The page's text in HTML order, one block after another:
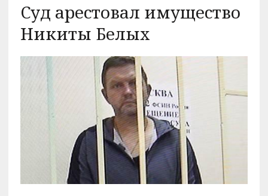
Суд арестовал имущество
Никиты Белых